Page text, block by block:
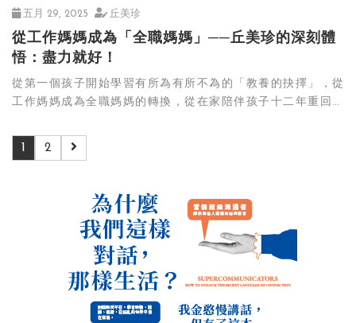
五月 29, 2025 丘美珍
從工作媽媽成為「全職媽媽」──丘美珍的深刻體
悟：盡力就好！
從第一個孩子開始學習有所為有所不為的「教養的抉擇」，從
工作媽媽成為全職媽媽的轉換，從在家陪伴孩子十二年重回職
1 2